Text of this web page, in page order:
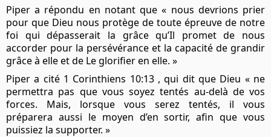
Piper a répondu en notant que « nous devrions prier
pour que Dieu nous protège de toute épreuve de notre
foi qui dépasserait la grâce qu’Il ​​promet de nous
accorder pour la persévérance et la capacité de grandir
grâce à elle et de Le glorifier en elle. »
Piper a cité 1 Corinthiens 10:13 , qui dit que Dieu « ne
permettra pas que vous soyez tentés au-delà de vos
forces. Mais, lorsque vous serez tentés, il vous
préparera aussi le moyen d’en sortir, afin que vous
puissiez la supporter. »